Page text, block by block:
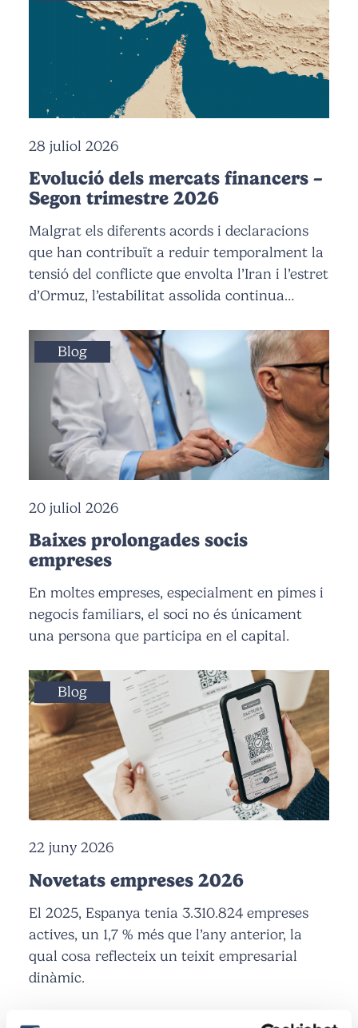
28 juliol 2026
Evolució dels mercats financers –
Segon trimestre 2026
Malgrat els diferents acords i declaracions
que han contribuït a reduir temporalment la
tensió del conflicte que envolta l’Iran i l’estret
d’Ormuz, l’estabilitat assolida continua…
Blog
20 juliol 2026
Baixes prolongades socis
empreses
En moltes empreses, especialment en pimes i
negocis familiars, el soci no és únicament
una persona que participa en el capital.
Blog
22 juny 2026
Novetats empreses 2026
El 2025, Espanya tenia 3.310.824 empreses
actives, un 1,7 % més que l’any anterior, la
qual cosa reflecteix un teixit empresarial
dinàmic.